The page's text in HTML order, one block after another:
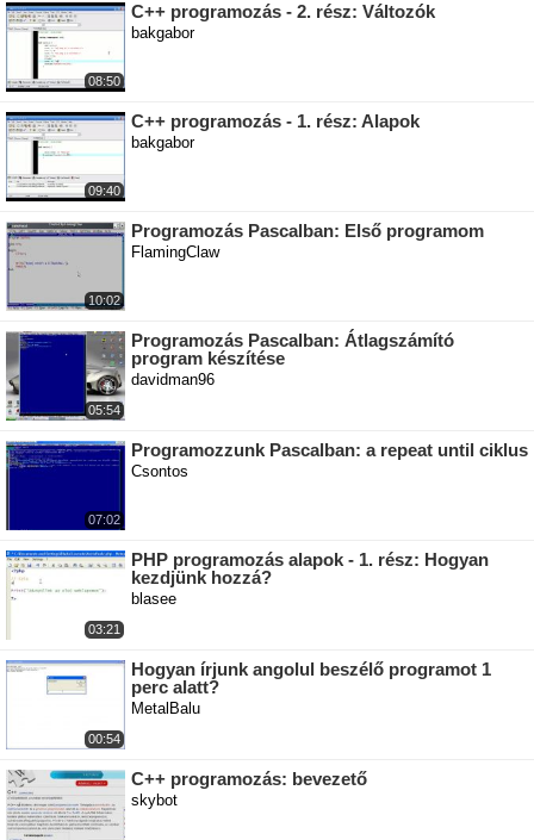
08:50
C++ programozás - 2. rész: Változók
bakgabor
09:40
C++ programozás - 1. rész: Alapok
bakgabor
10:02
Programozás Pascalban: Első programom
FlamingClaw
05:54
Programozás Pascalban: Átlagszámító
program készítése
davidman96
07:02
Programozzunk Pascalban: a repeat until ciklus
Csontos
03:21
PHP programozás alapok - 1. rész: Hogyan
kezdjünk hozzá?
blasee
00:54
Hogyan írjunk angolul beszélő programot 1
perc alatt?
MetalBalu
C++ programozás: bevezető
skybot